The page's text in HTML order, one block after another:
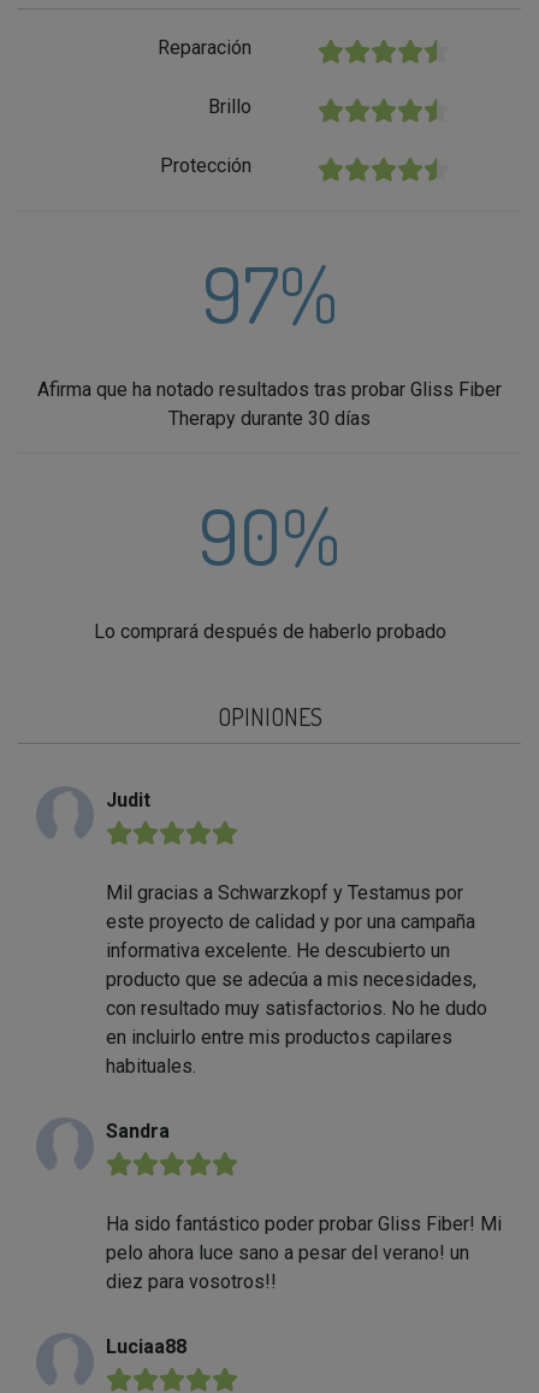
Reparación ★★★★★
Brillo ★★★★★
Protección ★★★★★
97%
Afirma que ha notado resultados tras probar Gliss Fiber
Therapy durante 30 días
90%
Lo comprará después de haberlo probado
OPINIONES
Judit
★★★★★
Mil gracias a Schwarzkopf y Testamus por
este proyecto de calidad y por una campaña
informativa excelente. He descubierto un
producto que se adecúa a mis necesidades,
con resultado muy satisfactorios. No he dudo
en incluirlo entre mis productos capilares
habituales.
Sandra
★★★★★
Ha sido fantástico poder probar Gliss Fiber! Mi
pelo ahora luce sano a pesar del verano! un
diez para vosotros!!
Luciaa88
★★★★★